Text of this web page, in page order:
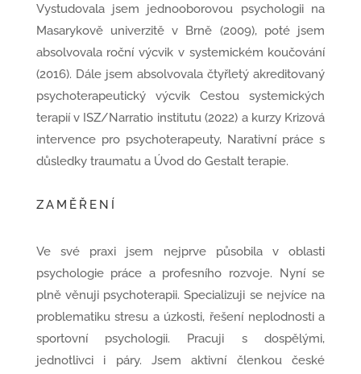
Vystudovala jsem jednooborovou psychologii na
Masarykově univerzitě v Brně (2009), poté jsem
absolvovala roční výcvik v systemickém koučování
(2016). Dále jsem absolvovala čtyřletý akreditovaný
psychoterapeutický výcvik Cestou systemických
terapií v ISZ/Narratio institutu (2022) a kurzy Krizová
intervence pro psychoterapeuty, Narativní práce s
důsledky traumatu a Úvod do Gestalt terapie.
ZAMĚŘENÍ
Ve své praxi jsem nejprve působila v oblasti
psychologie práce a profesního rozvoje. Nyní se
plně věnuji psychoterapii. Specializuji se nejvíce na
problematiku stresu a úzkosti, řešení neplodnosti a
sportovní psychologii. Pracuji s dospělými,
jednotlivci i páry. Jsem aktivní členkou české